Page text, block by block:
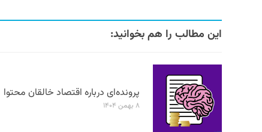
این مطالب را هم بخوانید:
پرونده‌ای درباره اقتصاد خالقان محتوا
۸ بهمن ۱۴۰۴